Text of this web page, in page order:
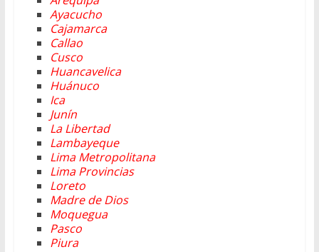
Ayacucho
Cajamarca
Callao
Cusco
Huancavelica
Huánuco
Ica
Junín
La Libertad
Lambayeque
Lima Metropolitana
Lima Provincias
Loreto
Madre de Dios
Moquegua
Pasco
Piura